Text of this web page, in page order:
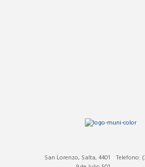
Telefono:
San Lorenzo, Salta, 4401